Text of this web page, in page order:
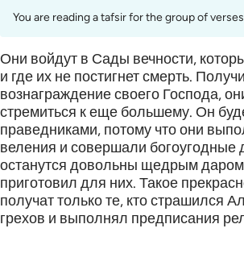
You are reading a tafsir for the group of
Они войдут в Сады вечности,
и где их не постигнет смерть.
вознаграждение своего Господа,
стремиться к еще большему. Он
праведниками, потому что они
веления и совершали богоугодные
останутся довольны щедрым
приготовил для них. Такое
получат только те, кто страшился
грехов и выполнял предписания